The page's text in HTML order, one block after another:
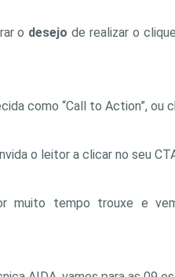
o desejo de realizar o
como “Call to Action”, ou
o leitor a clicar no seu
muito tempo trouxe e